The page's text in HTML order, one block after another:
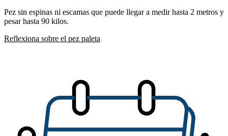
Pez sin espinas ni escamas que puede llegar a medir hasta 2 metros y
pesar hasta 90 kilos.
Reflexiona sobre el pez paleta